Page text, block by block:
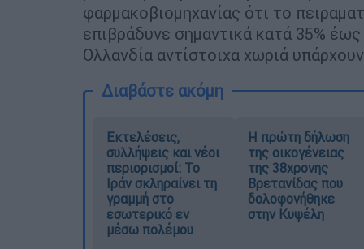
φαρμακοβιομηχανίας ότι το
επιβράδυνε σημαντικά κατά 35%
Ολλανδία αντίστοιχα χωριά
Διαβάστε ακόμη
Εκτελέσεις,
συλλήψεις και νέοι
περιορισμοί: Το
Ιράν σκληραίνει τη
γραμμή στο
εσωτερικό εν
μέσω πολέμου
Η πρώτη δήλωση
της οικογένειας
της 38χρονης
Βρετανίδας που
δολοφονήθηκε
στην Κυψέλη